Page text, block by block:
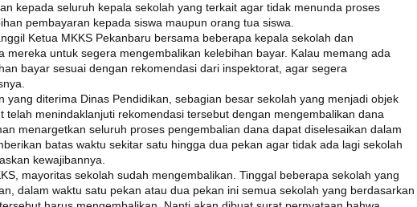
kepada seluruh kepala sekolah yang terkait agar tidak menunda proses
pembayaran kepada siswa maupun orang tua siswa.
Ketua MKKS Pekanbaru bersama beberapa kepala sekolah dan
mereka untuk segera mengembalikan kelebihan bayar. Kalau memang ada
bayar sesuai dengan rekomendasi dari inspektorat, agar segera
yang diterima Dinas Pendidikan, sebagian besar sekolah yang menjadi objek
telah menindaklanjuti rekomendasi tersebut dengan mengembalikan dana
menargetkan seluruh proses pengembalian dana dapat diselesaikan dalam
batas waktu sekitar satu hingga dua pekan agar tidak ada lagi sekolah
kewajibannya.
mayoritas sekolah sudah mengembalikan. Tinggal beberapa sekolah yang
dalam waktu satu pekan atau dua pekan ini semua sekolah yang berdasarkan